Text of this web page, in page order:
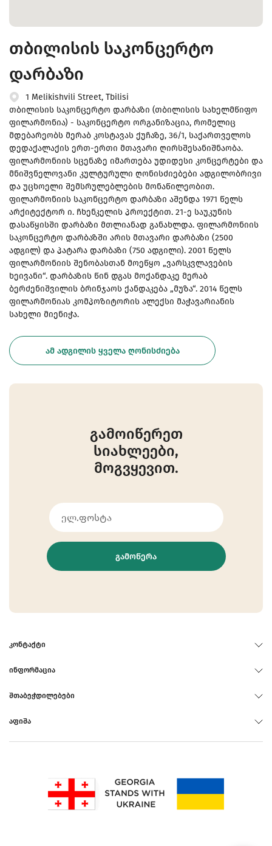
თბილისის საკონცერტო
დარბაზი
1 Melikishvili Street, Tbilisi
თბილისის საკონცერტო დარბაზი (თბილისის სახელმწიფო
ფილარმონია) - საკონცერტო ორგანიზაცია, რომელიც
მდებარეობს მერაბ კოსტავას ქუჩაზე, 36/1, საქართველოს
დედაქალაქის ერთ-ერთი მთავარი ღირსშესანიშნაობა.
ფილარმონიის სცენაზე იმართება უდიდესი კონცერტები და
მნიშვნელოვანი კულტურული ღონისძიებები ადგილობრივი
და უცხოელი შემსრულებლების მონაწილეობით.
ფილარმონიის საკონცერტო დარბაზი აშენდა 1971 წელს
არქიტექტორ ი. ჩხენკელის პროექტით. 21-ე საუკუნის
დასაწყისში დარბაზი მთლიანად განახლდა. ფილარმონიის
საკონცერტო დარბაზში არის მთავარი დარბაზი (2500
ადგილ) და პატარა დარბაზი (750 ადგილი). 2001 წელს
ფილარმონიის შენობასთან მოეწყო „ვარსკვლავების
ხეივანი“. დარბაზის წინ დგას მოქანდაკე მერაბ
ბერძენიშვილის ბრინჯაოს ქანდაკება „მუზა“. 2014 წელს
ფილარმონიას კომპოზიტორის ალექსი მაჭავარიანის
სახელი მიენიჭა.
ᲐᲛ ᲐᲓᲒᲘᲚᲘᲡ ᲧᲕᲔᲚᲐ ᲦᲝᲜᲘᲡᲫᲘᲔᲑᲐ
გამოიწერეთ
სიახლეები,
მოგვყევით.
ᲒᲐᲛᲝᲬᲔᲠᲐ
ᲙᲝᲜᲢᲐᲥᲢᲘ
ᲘᲜᲤᲝᲠᲛᲐᲪᲘᲐ
ᲨᲗᲐᲑᲔᲭᲓᲘᲚᲔᲑᲔᲑᲘ
ᲐᲤᲘᲨᲐ